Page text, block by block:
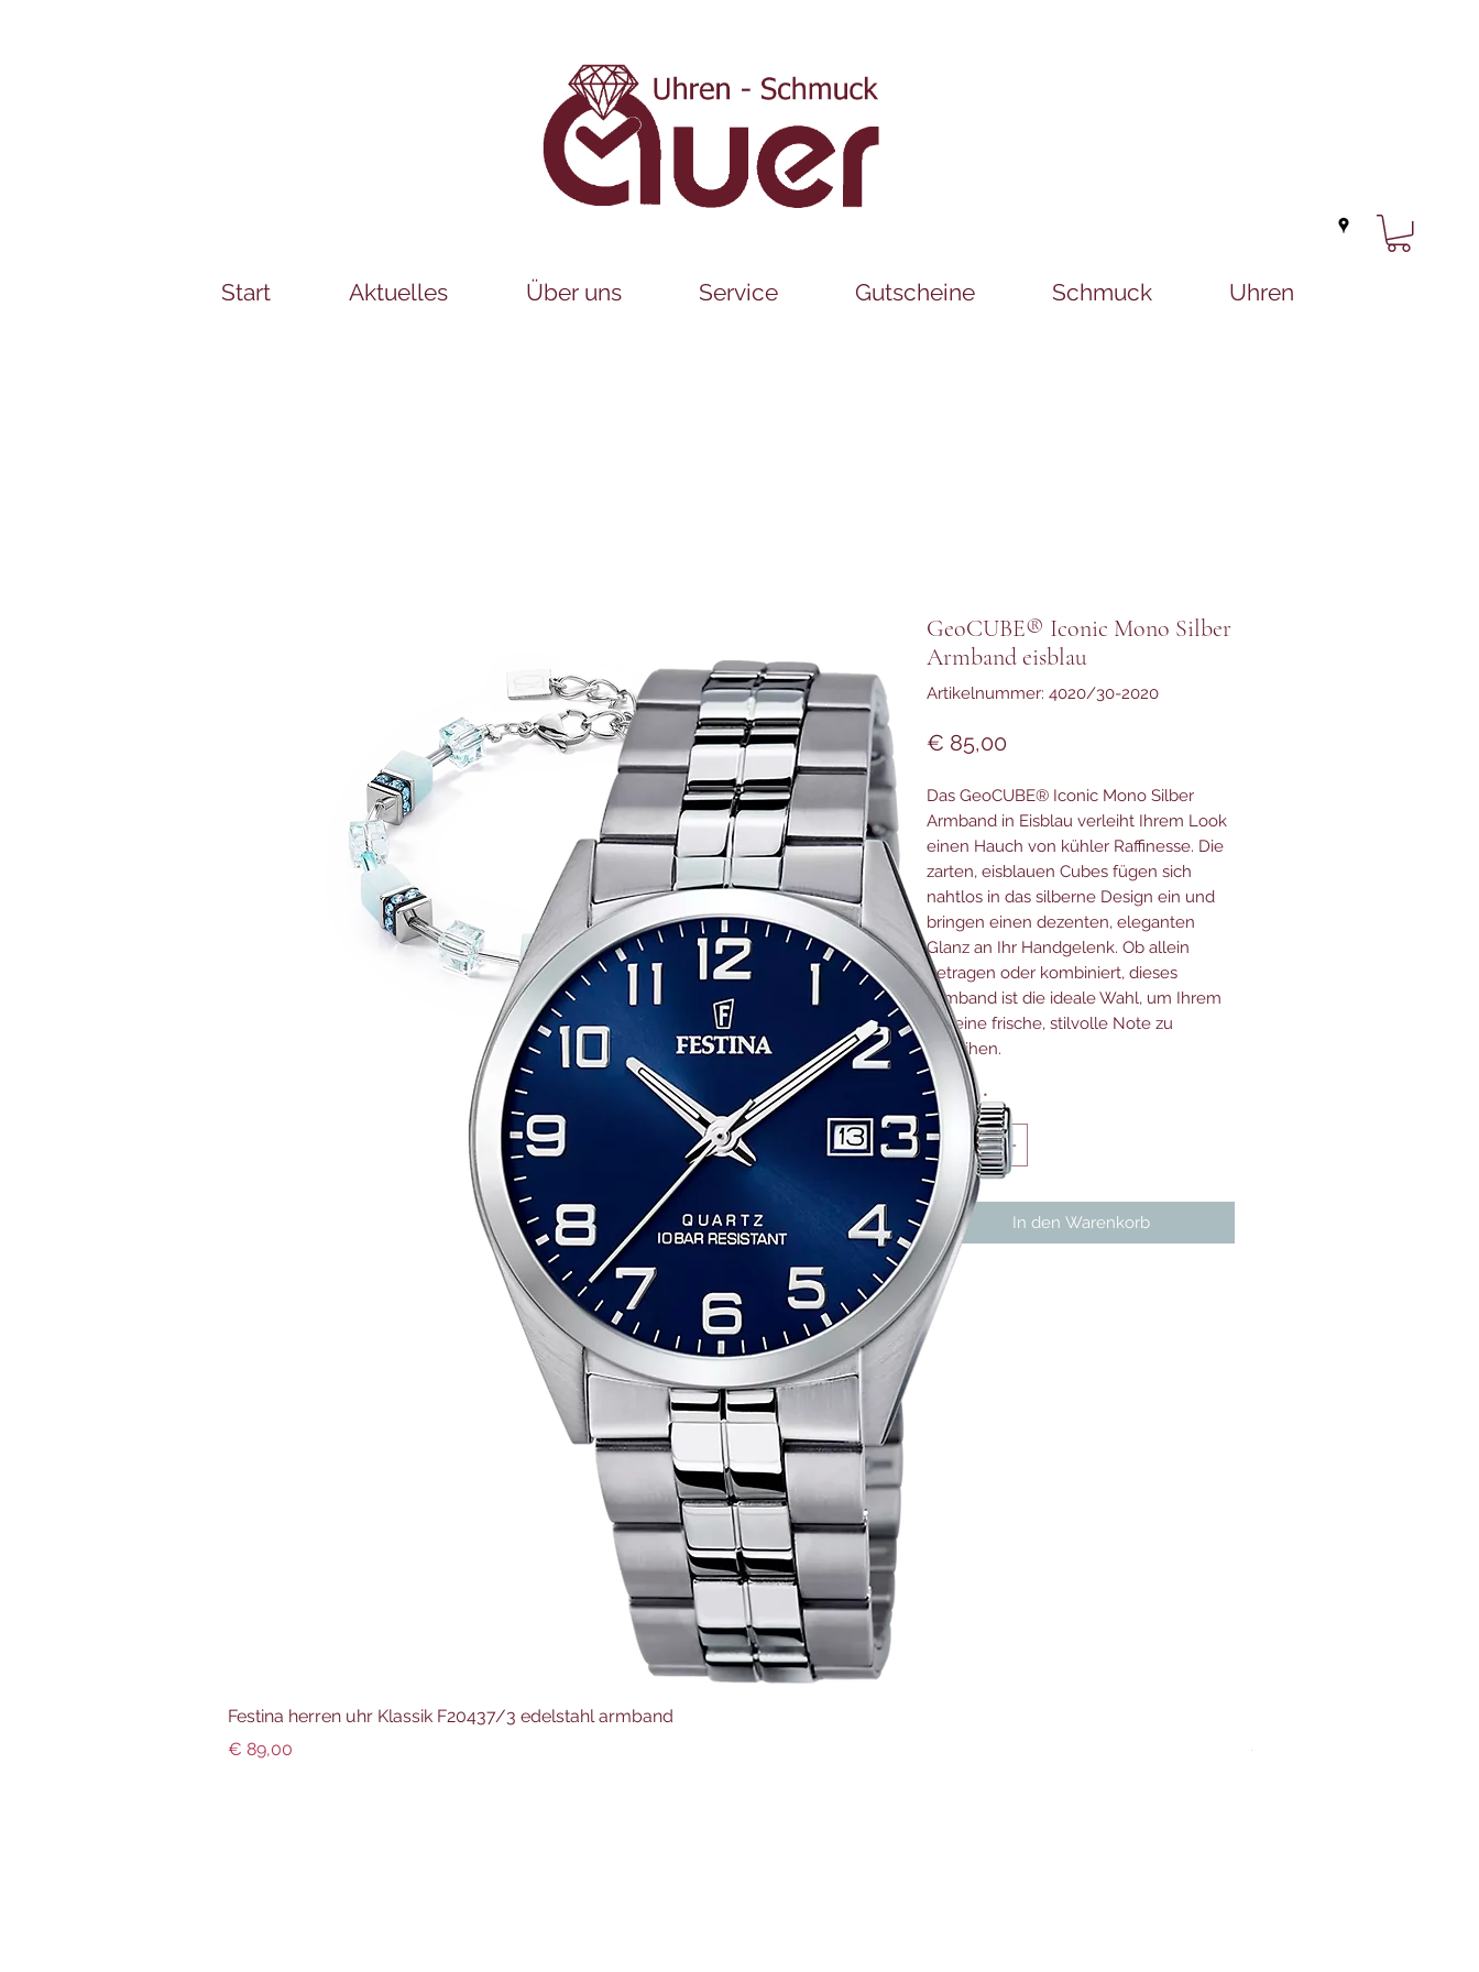
Start Aktuelles Über uns Service Gutscheine Schmuck Uhren
GeoCUBE® Iconic Mono Silber
Armband eisblau
Artikelnummer: 4020/30-2020
€ 85,00Preis
Das GeoCUBE® Iconic Mono Silber
Armband in Eisblau verleiht Ihrem Look
einen Hauch von kühler Raffinesse. Die
zarten, eisblauen Cubes fügen sich
nahtlos in das silberne Design ein und
bringen einen dezenten, eleganten
Glanz an Ihr Handgelenk. Ob allein
getragen oder kombiniert, dieses
Armband ist die ideale Wahl, um Ihrem
Stil eine frische, stilvolle Note zu
verleihen.
Anzahl *
In den Warenkorb
Festina herren uhr Klassik F20437/3 edelstahl armband
Preis
€ 89,00
Preis
€ 299,00